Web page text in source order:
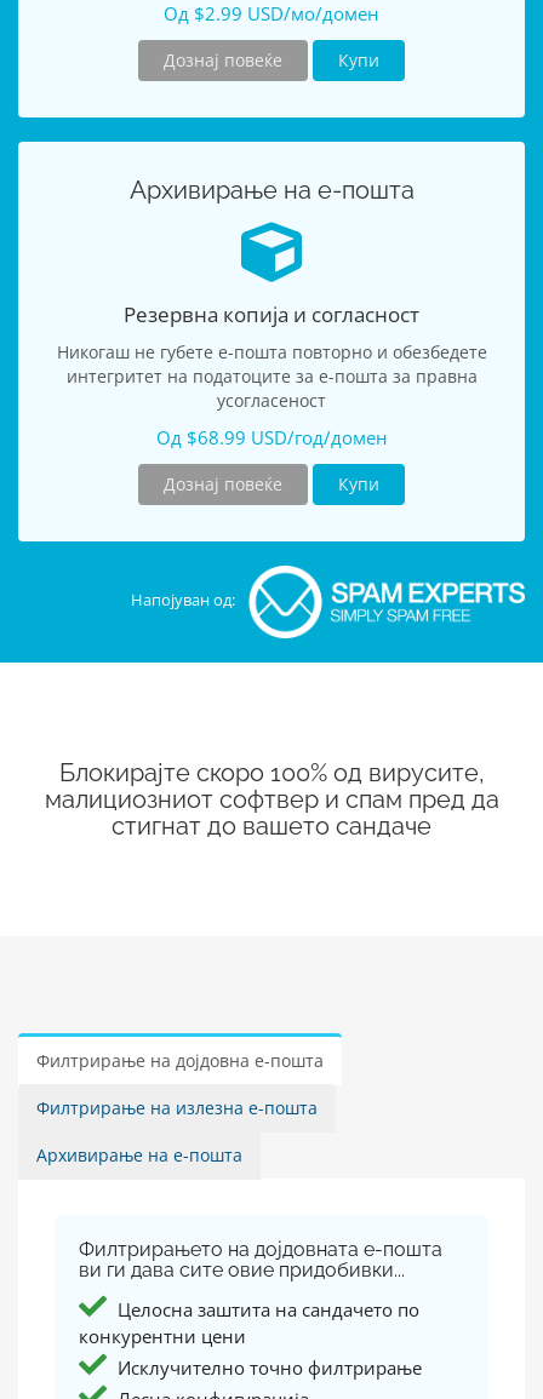
Од $2.99 USD/мо/домен
Дознај повеќе Купи
Архивирање на е-пошта
Резервна копија и согласност
Никогаш не губете е-пошта повторно и обезбедете
интегритет на податоците за е-пошта за правна
усогласеност
Од $68.99 USD/год/домен
Дознај повеќе Купи
Напојуван од:
Блокирајте скоро 100% од вирусите,
малициозниот софтвер и спам пред да
стигнат до вашето сандаче
Филтрирање на дојдовна е-пошта
Филтрирање на излезна е-пошта
Архивирање на е-пошта
Филтрирањето на дојдовната е-пошта
ви ги дава сите овие придобивки...
Целосна заштита на сандачето по
конкурентни цени
Исклучително точно филтрирање